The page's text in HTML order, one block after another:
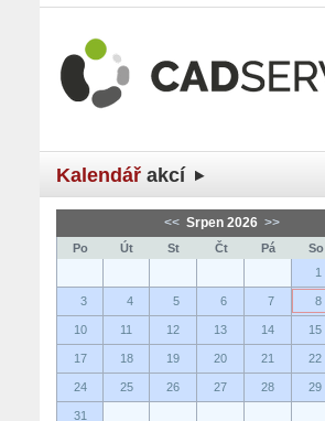
Kalendář akcí
<< Srpen 2026 >>
Po Út St Čt Pá So
1
3 4 5 6 7 8
10 11 12 13 14 15
17 18 19 20 21 22
24 25 26 27 28 29
31